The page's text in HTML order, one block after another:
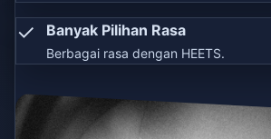
✓ Banyak Pilihan Rasa
Berbagai rasa dengan HEETS.